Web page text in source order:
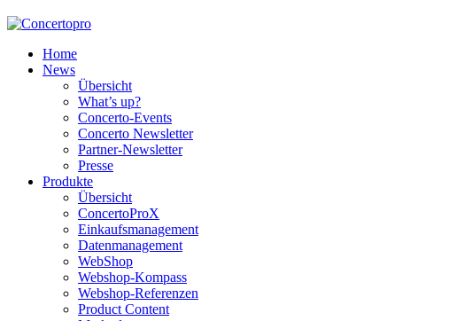
Home
News
Übersicht
What’s up?
Concerto-Events
Concerto Newsletter
Partner-Newsletter
Presse
Produkte
Übersicht
ConcertoProX
Einkaufsmanagement
Datenmanagement
WebShop
Webshop-Kompass
Webshop-Referenzen
Product Content